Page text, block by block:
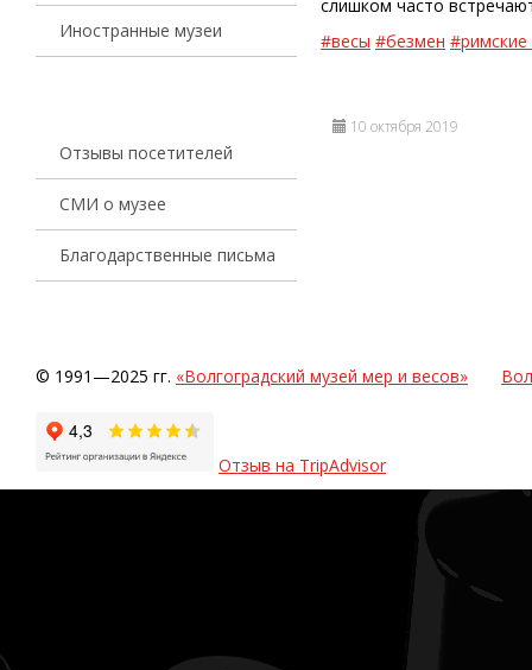
Иностранные музеи
Отзывы посетителей
СМИ о музее
Благодарственные письма
слишком часто
#весы #безмен
10 октября 2019
© 1991—2025 гг. «Волгоградский музей мер и весов»
Отзыв на TripAdvisor